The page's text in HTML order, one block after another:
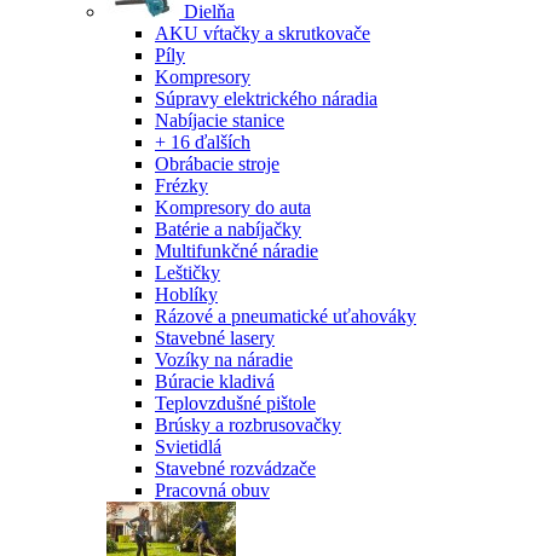
Dielňa
AKU vŕtačky a skrutkovače
Píly
Kompresory
Súpravy elektrického náradia
Nabíjacie stanice
+ 16 ďalších
Obrábacie stroje
Frézky
Kompresory do auta
Batérie a nabíjačky
Multifunkčné náradie
Leštičky
Hoblíky
Rázové a pneumatické uťahováky
Stavebné lasery
Vozíky na náradie
Búracie kladivá
Teplovzdušné pištole
Brúsky a rozbrusovačky
Svietidlá
Stavebné rozvádzače
Pracovná obuv